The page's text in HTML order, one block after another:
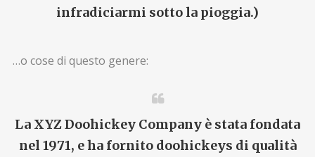
infradiciarmi sotto la pioggia.)
…o cose di questo genere:
La XYZ Doohickey Company è stata fondata
nel 1971, e ha fornito doohickeys di qualità